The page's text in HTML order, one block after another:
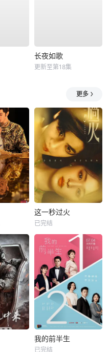
长夜如歌
更新至第18集
更多
这一秒过火
已完结
我的前半生
已完结